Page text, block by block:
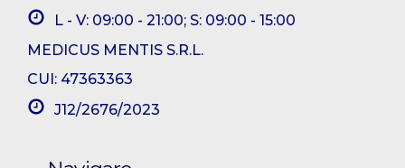
L - V: 09:00 - 21:00; S: 09:00 - 15:00
MEDICUS MENTIS S.R.L.
CUI: 47363363
J12/2676/2023